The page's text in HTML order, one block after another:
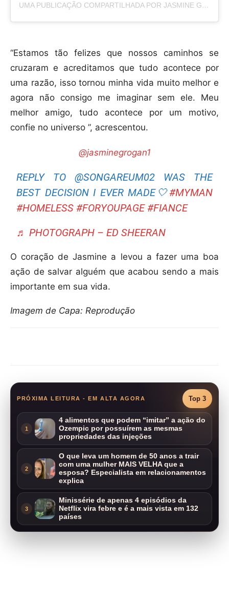
UMA PUBLICAÇÃO COMPARTILHADA POR JASMINE GROGAN (@JASMINE_GROGANXO)
“Estamos tão felizes que nossos caminhos se
cruzaram e acreditamos que tudo acontece por
uma razão, isso tornou minha vida muito melhor e
agora não consigo me imaginar sem ele. Meu
melhor amigo, tudo acontece por um motivo,
confie no universo ”, acrescentou.
@jasminegrogan1
REPLY TO @SONGAREUM02 WAS THE
BEST DECISION I EVER MADE🤍#MYMAN
#HOMELESS #FORYOUPAGE #FIANCE
♬ PHOTOGRAPH – ED SHEERAN
O coração de Jasmine a levou a fazer uma boa
ação de salvar alguém que acabou sendo a mais
importante em sua vida.
Imagem de Capa: Reprodução
PRÓXIMA LEITURA - EM ALTA AGORA Top 3
1
4 alimentos que podem “imitar” a ação do
Ozempic por possuírem as mesmas
propriedades das injeções
2
O que leva um homem de 50 anos a trair
com uma mulher MAIS VELHA que a
esposa? Especialista em relacionamentos
explica
3
Minissérie de apenas 4 episódios da
Netflix vira febre e é a mais vista em 132
países